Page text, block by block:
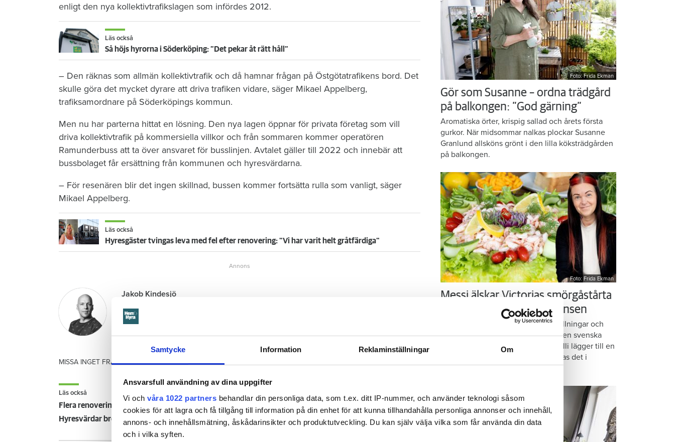
Samtycke Information Reklaminställningar Om
Ansvarsfull användning av dina uppgifter
Vi och våra 1022 partners behandlar din personliga data, som t.ex. ditt IP-nummer, och använder teknologi såsom
cookies för att lagra och få tillgång till information på din enhet för att kunna tillhandahålla personliga annonser och innehåll,
annons- och innehållsmätning, åskådarinsikter och produktutveckling. Du kan själv välja vilka som får använda din data
och i vilka syften.
enligt den nya kollektivtrafikslagen som infördes 2012.
Läs också
Så höjs hyrorna i Söderköping: ”Det pekar åt rätt håll”
– Den räknas som allmän kollektivtrafik och då hamnar frågan på Östgötatrafikens bord. Det
skulle göra det mycket dyrare att driva trafiken vidare, säger Mikael Appelberg,
trafiksamordnare på Söderköpings kommun.
Men nu har parterna hittat en lösning. Den nya lagen öppnar för privata företag som vill
driva kollektivtrafik på kommersiella villkor och från sommaren kommer operatören
Ramunderbuss att ta över ansvaret för busslinjen. Avtalet gäller till 2022 och innebär att
bussbolaget får ersättning från kommunen och hyresvärdarna.
– För resenären blir det ingen skillnad, bussen kommer fortsätta rulla som vanligt, säger
Mikael Appelberg.
Läs också
Hyresgäster tvingas leva med fel efter renovering: "Vi har varit helt gråtfärdiga"
Jakob Kindesjö
jakob.kindesjo@hemhyra.se
MISSA INGET FRÅN HEM & HYRA.Tryck härför att följa oss på Facebook.
Läs också
Flera renoveringar stoppas efter byggfirmans konkurs
Hyresvärdar bromsar byggandet - oroas av räntesmäll
Foto: Frida Ekman
Gör som Susanne – ordna trädgård
på balkongen: ”God gärning”
Aromatiska örter, krispig sallad och årets första
gurkor. När midsommar nalkas plockar Susanne
Granlund allsköns grönt i den lilla köksträdgården
på balkongen.
Foto: Frida Ekman
Messi älskar Victorias smörgåstårta
– trots den galna ingrediensen
Formbrödsskivor i rader, krämiga fyllningar och
krispiga grönsaker. Det är basen i den svenska
klassikern smörgåstårta. Victoria Lalli lägger till en
specialingrediens – och ändå vattnas det i
munnen på självaste Messi.